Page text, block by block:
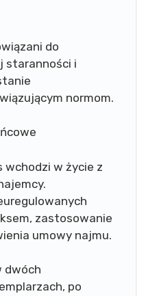
do
staranności i
normom.
wchodzi w życie z
zastosowanie
umowy najmu.
dwóch
po